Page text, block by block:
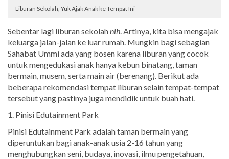
Liburan Sekolah, Yuk Ajak Anak ke Tempat Ini
Sebentar lagi liburan sekolahnih . Artinya, kita bisa mengajak
keluarga jalan-jalan ke luar rumah. Mungkin bagi sebagian
Sahabat Ummi ada yang bosen karena liburan yang cocok
untuk mengedukasi anak hanya kebun binatang, taman
bermain, musem, serta main air (berenang). Berikut ada
beberapa rekomendasi tempat liburan selain tempat-tempat
tersebut yang pastinya juga mendidik untuk buah hati.
1. Pinisi Edutainment Park
Pinisi Edutainment Park adalah taman bermain yang
diperuntukan bagi anak-anak usia 2-16 tahun yang
menghubungkan seni, budaya, inovasi, ilmu pengetahuan,